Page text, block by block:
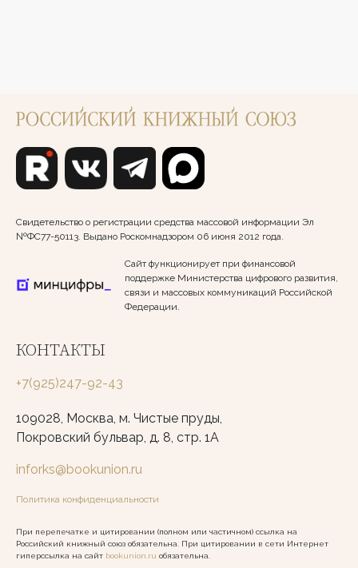
Свидетельство о регистрации средства массовой информации Эл
№ФС77-50113. Выдано Роскомнадзором 06 июня 2012 года.
Сайт функционирует при финансовой
поддержке Министерства цифрового развития,
связи и массовых коммуникаций Российской
Федерации.
КОНТАКТЫ
+7(925)247-92-43
109028, Москва, м. Чистые пруды,
Покровский бульвар, д. 8, стр. 1А
inforks@bookunion.ru
Политика конфиденциальности
При перепечатке и цитировании (полном или частичном) ссылка на
Российский книжный союз обязательна. При цитировании в сети Интернет
гиперссылка на сайт bookunion.ru обязательна.